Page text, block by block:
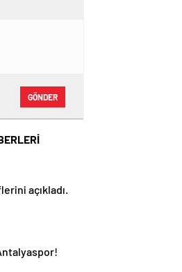
GÖNDER
açıkladı.